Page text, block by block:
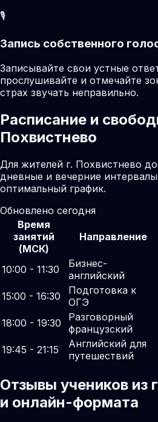
🎙️
Запись собственного
Записывайте свои устные
прослушивайте и отмечайте
страх звучать неправильно.
Расписание и
Похвистнево
Для жителей г. Похвистнево
дневные и вечерние
оптимальный график.
Обновлено сегодня
Время
занятий
(МСК)
Направление
10:00 - 11:30
Бизнес-
английский
15:00 - 16:30
Подготовка к
ОГЭ
18:00 - 19:30
Разговорный
французский
19:45 - 21:15
Английский для
путешествий
Отзывы учеников из
и онлайн-формата